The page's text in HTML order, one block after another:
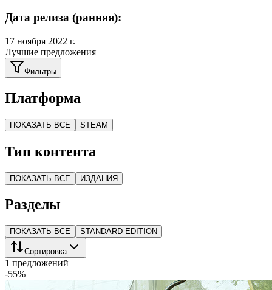
Дата релиза (ранняя):
17 ноября 2022 г.
Лучшие предложения
Фильтры
Платформа
ПОКАЗАТЬ ВСЕ STEAM
Тип контента
ПОКАЗАТЬ ВСЕ ИЗДАНИЯ
Разделы
ПОКАЗАТЬ ВСЕ STANDARD EDITION
Сортировка
1 предложений
-55%